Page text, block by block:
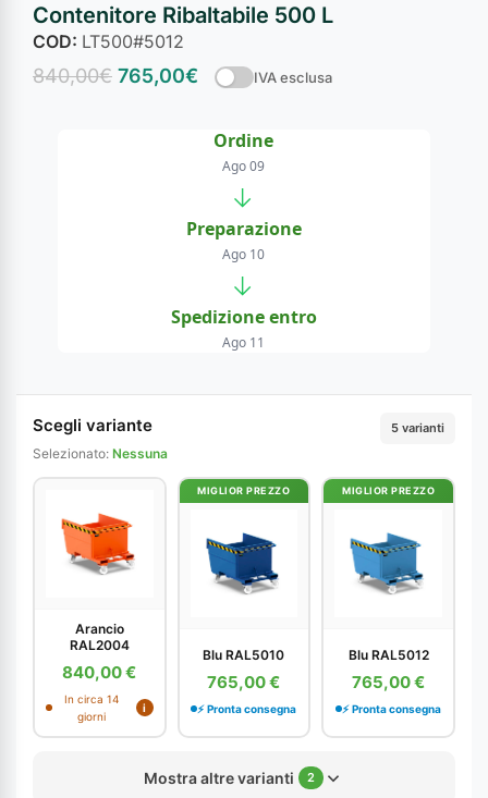
Contenitore Ribaltabile 500 L
COD: LT500#5012
840,00€ 765,00€ IVA esclusa
Ordine
Ago 09
→
Preparazione
Ago 10
→
Spedizione entro
Ago 11
Scegli variante
Selezionato: Nessuna
5 varianti
Arancio
RAL2004
840,00 €
In circa 14
giorni
i
MIGLIOR PREZZO
Blu RAL5010
765,00 €
⚡ Pronta consegna
MIGLIOR PREZZO
Blu RAL5012
765,00 €
⚡ Pronta consegna
Mostra altre varianti 2